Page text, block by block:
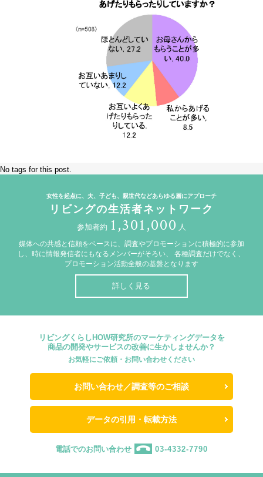
No tags for this post.
女性を起点に、夫、子ども、親世代などあらゆる層にアプローチ
リビングの生活者ネットワーク
参加者約 1,301,000 人
媒体への共感と信頼をベースに、調査やプロモーションに積極的に参加
し、時に情報発信者にもなるメンバーがそろい、
各種調査だけでなく、
プロモーション活動全般の基盤となります
詳しく見る
リビングくらしHOW研究所のマーケティングデータを
商品の開発やサービスの改善に生かしませんか？
お気軽にご依頼・お問い合わせください
お問い合わせ／調査等のご相談
データの引用・転載方法
電話でのお問い合わせ 03-4332-7790